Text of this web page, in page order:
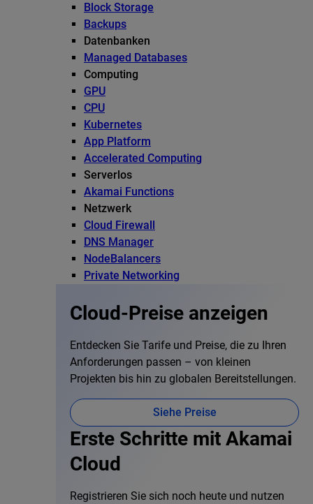
Block Storage
Backups
Datenbanken
Managed Databases
Computing
GPU
CPU
Kubernetes
App Platform
Accelerated Computing
Serverlos
Akamai Functions
Netzwerk
Cloud Firewall
DNS Manager
NodeBalancers
Private Networking
Cloud-Preise anzeigen
Entdecken Sie Tarife und Preise, die zu Ihren
Anforderungen passen – von kleinen
Projekten bis hin zu globalen Bereitstellungen.
Siehe Preise
Erste Schritte mit Akamai
Cloud
Registrieren Sie sich noch heute und nutzen